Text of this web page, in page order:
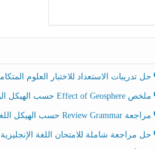
حل تدريبات الاستعداد للاختبار العلوم المتكاملة الصف الخامس عام
ملخص Effect of Geosphere حسب الهيكل الوزاري العلوم المتكاملة الصف الخامس انسبير الفصل الثالث
مراجعة Review Grammar حسب الهيكل اللغة الإنجليزية الصف الخامس الفصل الثالث
حل مراجعة شاملة للامتحان اللغة الإنجليزية الصف الخامس الفصل